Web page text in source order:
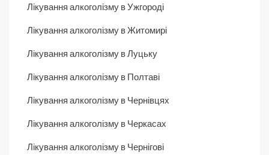
Лікування алкоголізму в Ужгороді
Лікування алкоголізму в Житомирі
Лікування алкоголізму в Луцьку
Лікування алкоголізму в Полтаві
Лікування алкоголізму в Чернівцях
Лікування алкоголізму в Черкасах
Лікування алкоголізму в Чернігові